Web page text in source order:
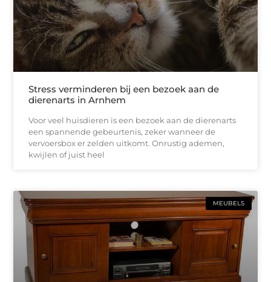
Stress verminderen bij een bezoek aan de
dierenarts in Arnhem
Voor veel huisdieren is een bezoek aan de dierenarts
een spannende gebeurtenis, zeker wanneer de
vervoersbox er zelden uitkomt. Onrustig ademen,
kwijlen of juist heel
MEUBELS